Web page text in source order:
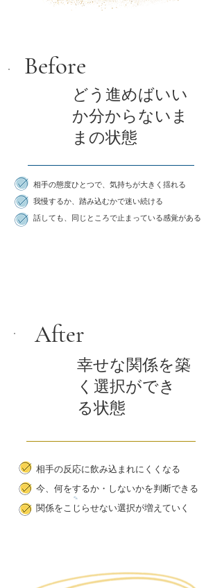
どう進めばいい
か分からないま
まの状態
相手の態度ひとつで、気持ちが大きく揺れる
我慢するか、踏み込むかで迷い続ける
話しても、同じところで止まっている感覚がある
​Before
​After​
幸せな関係を築
く選択ができ
る状態
相手の反応に飲み込まれにくくなる
今、何をするか・しないかを判断できる
関係をこじらせない選択が増えていく